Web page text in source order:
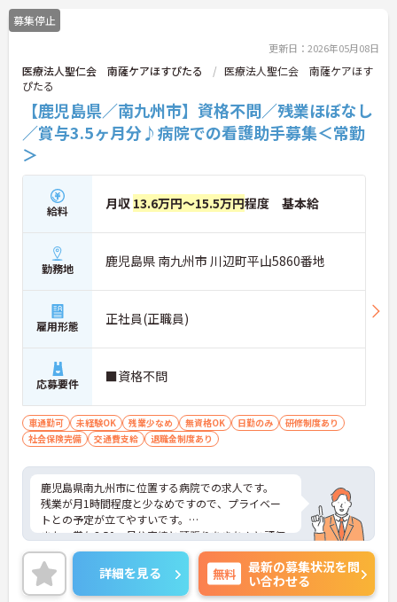
募集停止
更新日：2026年05月08日
医療法人聖仁会 南薩ケアほすぴたる
医療法人聖仁会 南薩ケアほす
ぴたる
【鹿児島県／南九州市】資格不問／残業ほぼなし
／賞与3.5ヶ月分♪病院での看護助手募集＜常勤
＞
給料 月収 13.6万円～15.5万円程度 基本給
勤務地 鹿児島県 南九州市 川辺町平山5860番地
雇用形態 正社員(正職員)
応募要件 ■資格不問
車通勤可 未経験OK 残業少なめ 無資格OK 日勤のみ
研修制度あり
社会保険完備
交通費支給 退職金制度あり
鹿児島県南九州市に位置する病院での求人です。
残業が月1時間程度と少なめですので、プライベー
トとの予定が立てやすいです。
また、賞与3.50ヶ月分実績と頑張りをきちんと評価
していただけます！
ご興味のある方は、お気軽にお問い合わせくださ
い。
詳細を見る 無料
最新の募集状況を問
い合わせる